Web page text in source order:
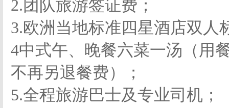
2.团队旅游签证费；
3.欧洲当地标准四星酒店双
4中式午、晚餐六菜一汤（用
不再另退餐费）；
5.全程旅游巴士及专业司机；